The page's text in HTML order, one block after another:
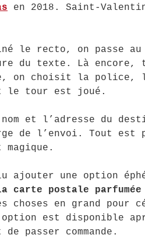
en 2018. Saint-
le recto, on passe
du texte. Là encore,
on choisit la police,
le tour est joué.
et l’adresse du
de l’envoi. Tout est
ajouter une option
carte postale
choses en grand pour
est disponible
passer commande.